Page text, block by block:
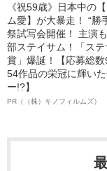
《祝59歳》日本中の
ム愛】が大暴走！ “勝
祭試写会開催！ 主演
部ステイサム！「ステ
賞」爆誕！【応募総
54作品の栄冠に輝い
ー!?】
PR（（株）キノフィルムズ）